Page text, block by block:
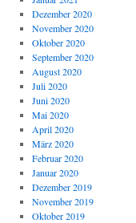
Dezember 2020
November 2020
Oktober 2020
September 2020
August 2020
Juli 2020
Juni 2020
Mai 2020
April 2020
März 2020
Februar 2020
Januar 2020
Dezember 2019
November 2019
Oktober 2019